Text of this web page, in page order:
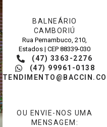
BALNEÁRIO
CAMBORIÚ
Rua Pernambuco, 210,
Estados | CEP 88339-030
(47) 3363-2276
(47) 99961-0138
OU ENVIE-NOS UMA
MENSAGEM: